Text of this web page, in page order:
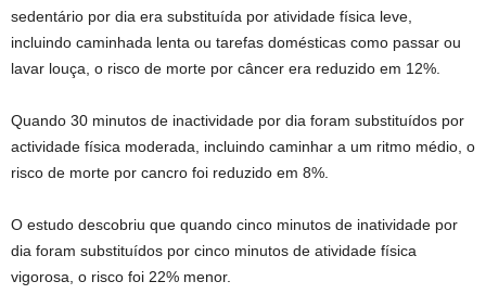
sedentário por dia era substituída por atividade física leve,
incluindo caminhada lenta ou tarefas domésticas como passar ou
lavar louça, o risco de morte por câncer era reduzido em 12%.
Quando 30 minutos de inactividade por dia foram substituídos por
actividade física moderada, incluindo caminhar a um ritmo médio, o
risco de morte por cancro foi reduzido em 8%.
O estudo descobriu que quando cinco minutos de inatividade por
dia foram substituídos por cinco minutos de atividade física
vigorosa, o risco foi 22% menor.